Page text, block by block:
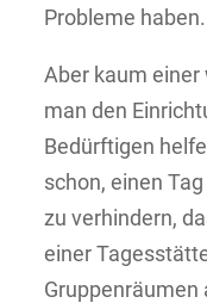
Probleme haben.
Aber kaum
man den
Bedürftigen
schon, einen
zu verhindern,
einer
Gruppenräumen